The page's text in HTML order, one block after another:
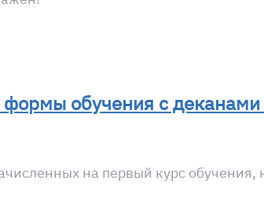
обучения с деканами
на первый курс обучения,